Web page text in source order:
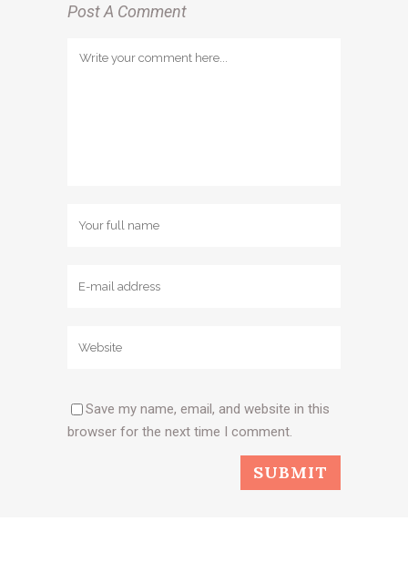
Post A Comment
Save my name, email, and website in this
browser for the next time I comment.